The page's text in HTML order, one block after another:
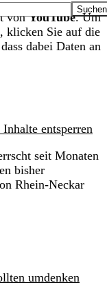
vonYouTube. Um
klicken Sie auf die
dabei Daten an
entsperren
seit Monaten
bisher
Rhein-Neckar
umdenken